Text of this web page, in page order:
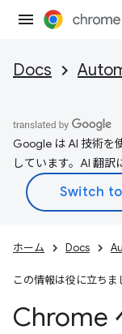
Docs
Google は AI 技術を
しています。AI 翻訳
ホーム Docs
この情報は役に立ちま
Chrome